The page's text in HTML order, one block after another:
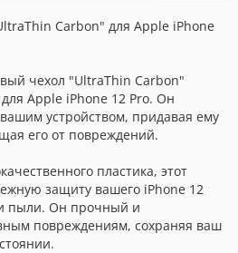
Carbon" для Apple iPhone
чехол "UltraThin Carbon"
Apple iPhone 12 Pro. Он
устройством, придавая ему
его от повреждений.
пластика, этот
защиту вашего iPhone 12
пыли. Он прочный и
повреждениям, сохраняя ваш